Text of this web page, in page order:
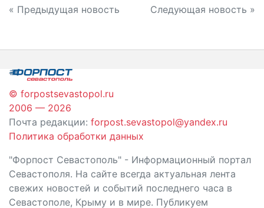
Навигация
записям
« Предыдущая новость Следующая новость »
© forpostsevastopol.ru
2006 — 2026
Почта редакции: forpost.sevastopol@yandex.ru
Политика обработки данных
"Форпост Севастополь" - Информационный портал
Севастополя. На сайте всегда актуальная лента
свежих новостей и событий последнего часа в
Севастополе, Крыму и в мире. Публикуем